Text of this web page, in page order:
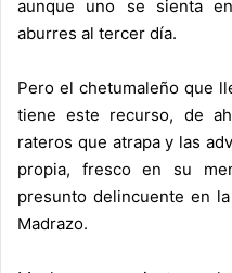
aunque uno se sienta
aburres al tercer día.
Pero el chetumaleño que
tiene este recurso, de
rateros que atrapa y las
propia, fresco en su
presunto delincuente en
Madrazo.